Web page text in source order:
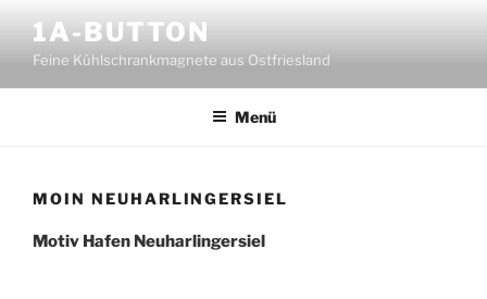
Inhalt
springen
1A-BUTTON
Feine Kühlschrankmagnete aus Ostfriesland
Menü
MOIN NEUHARLINGERSIEL
Motiv Hafen Neuharlingersiel